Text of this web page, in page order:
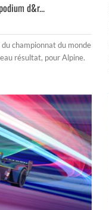
d&r...
championnat du monde
résultat, pour Alpine.